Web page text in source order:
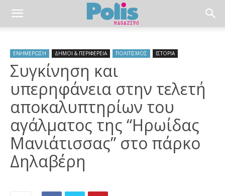
ΕΝΗΜΕΡΩΣΗ ΔΗΜΟΙ & ΠΕΡΙΦΕΡΕΙΑ ΠΟΛΙΤΙΣΜΟΣ ΙΣΤΟΡΙΑ
Συγκίνηση και
υπερηφάνεια στην τελετή
αποκαλυπτηρίων του
αγάλματος της “Ηρωίδας
Μανιάτισσας” στο πάρκο
Δηλαβέρη